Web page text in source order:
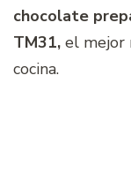
chocolate
TM31, el mejor
cocina.